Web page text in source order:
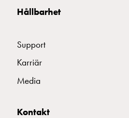
Hållbarhet
Support
Karriär
Media
Kontakt